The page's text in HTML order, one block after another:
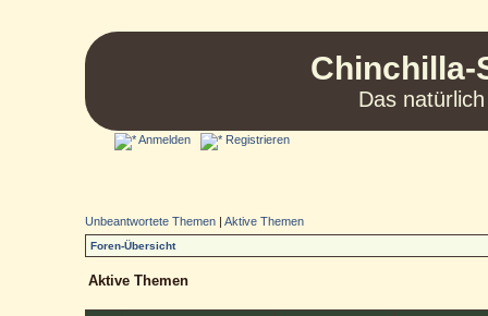
Chinchilla-
Das
Anmelden Registrieren
Unbeantwortete Themen |Aktive Themen
Foren-Übersicht
Aktive Themen